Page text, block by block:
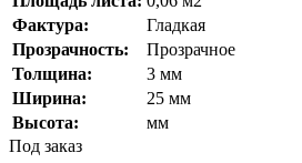
Фактура:
Гладкая
Прозрачность:
Прозрачное
Толщина:
3 мм
Ширина:
25 мм
Высота:
мм
Под заказ